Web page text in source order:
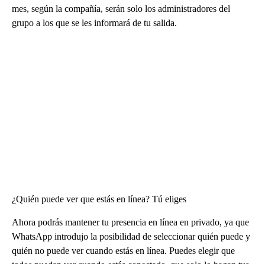
mes, según la compañía, serán solo los administradores del
grupo a los que se les informará de tu salida.
¿Quién puede ver que estás en línea? Tú eliges
Ahora podrás mantener tu presencia en línea en privado, ya que
WhatsApp introdujo la posibilidad de seleccionar quién puede y
quién no puede ver cuando estás en línea. Puedes elegir que